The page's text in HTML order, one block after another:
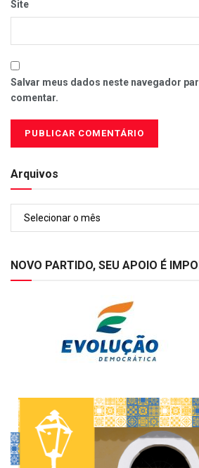
Site
Salvar meus dados neste navegador
comentar.
Arquivos
NOVO PARTIDO, SEU APOIO É